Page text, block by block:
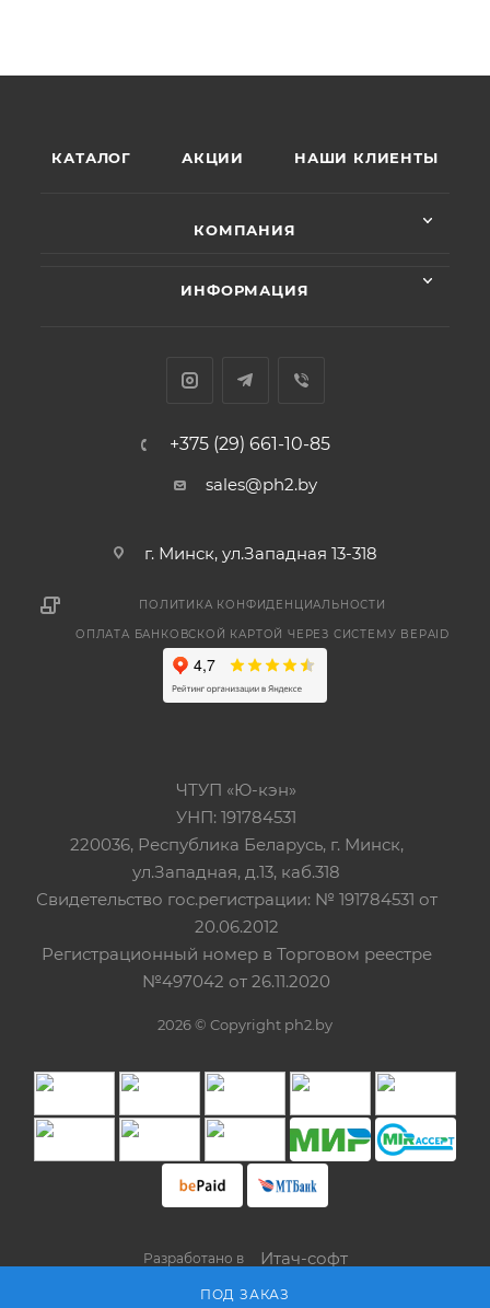
ПОД ЗАКАЗ
КАТАЛОГ АКЦИИ НАШИ КЛИЕНТЫ
КОМПАНИЯ
ИНФОРМАЦИЯ
+375 (29) 661-10-85
sales@ph2.by
г. Минск, ул.Западная 13-318
ПОЛИТИКА КОНФИДЕНЦИАЛЬНОСТИ
ОПЛАТА БАНКОВСКОЙ КАРТОЙ ЧЕРЕЗ СИСТЕМУ BEPAID
ЧТУП «Ю-кэн»
УНП: 191784531
220036, Республика Беларусь, г. Минск,
ул.Западная, д.13, каб.318
Свидетельство гос.регистрации: № 191784531 от
20.06.2012
Регистрационный номер в Торговом реестре
№497042 от 26.11.2020
2026 © Copyright ph2.by
Разработано в Итач-cофт